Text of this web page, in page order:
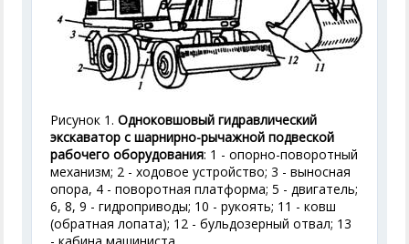
Рисунок 1.Одноковшовый гидравлический
экскаватор с шарнирно-рычажной подвеской
рабочего оборудования: 1 - опорно-поворотный
механизм; 2 - ходовое устройство; 3 - выносная
опора, 4 - поворотная платформа; 5 - двигатель;
6, 8, 9 - гидроприводы; 10 - рукоять; 11 - ковш
(обратная лопата); 12 - бульдозерный отвал; 13